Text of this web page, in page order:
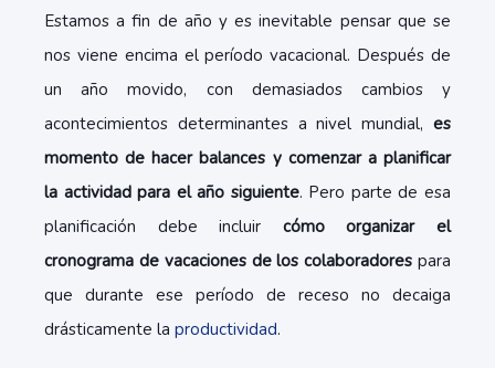
Estamos a fin de año y es inevitable pensar que se
nos viene encima el período vacacional. Después de
un año movido, con demasiados cambios y
acontecimientos determinantes a nivel mundial, es
momento de hacer balances y comenzar a planificar
la actividad para el año siguiente. Pero parte de esa
planificación debe incluir cómo organizar el
cronograma de vacaciones de los colaboradores para
que durante ese período de receso no decaiga
drásticamente la productividad.